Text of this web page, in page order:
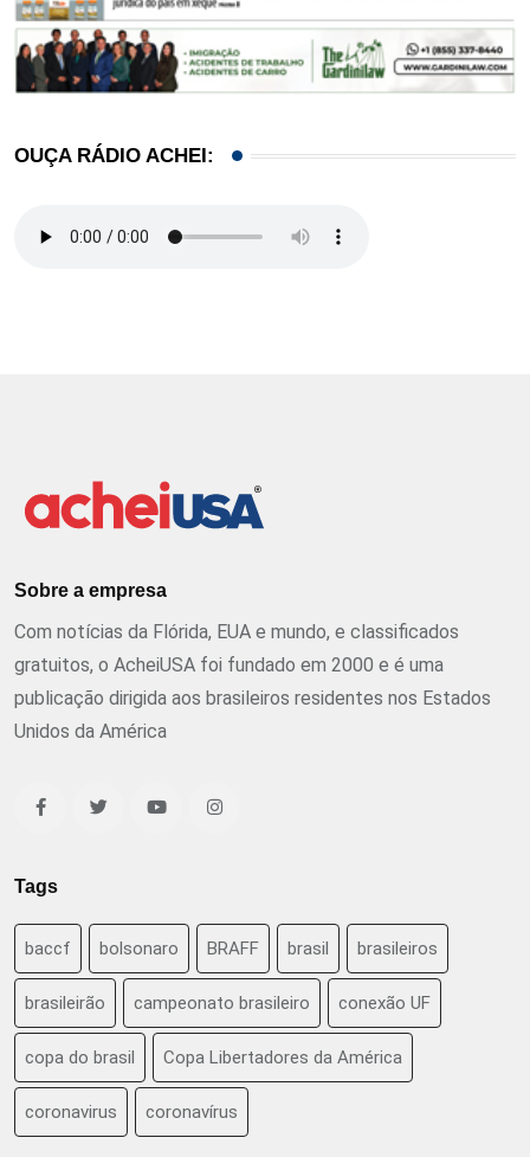
OUÇA RÁDIO ACHEI:
Sobre a empresa
Com notícias da Flórida, EUA e mundo, e classificados
gratuitos, o AcheiUSA foi fundado em 2000 e é uma
publicação dirigida aos brasileiros residentes nos Estados
Unidos da América
Tags
baccf bolsonaro BRAFF brasil brasileiros
brasileirão campeonato brasileiro conexão UF
copa do brasil Copa Libertadores da América
coronavirus coronavírus